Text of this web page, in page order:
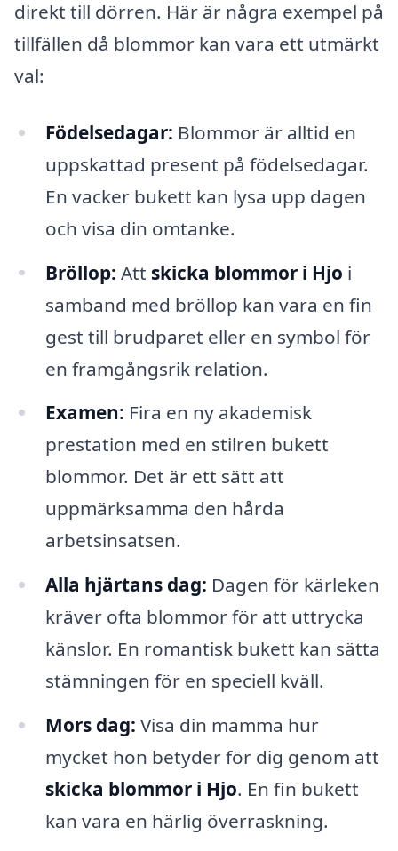
direkt till dörren. Här är några exempel på
tillfällen då blommor kan vara ett utmärkt
val:
Födelsedagar: Blommor är alltid en
uppskattad present på födelsedagar.
En vacker bukett kan lysa upp dagen
och visa din omtanke.
Bröllop: Att skicka blommor i Hjo i
samband med bröllop kan vara en fin
gest till brudparet eller en symbol för
en framgångsrik relation.
Examen: Fira en ny akademisk
prestation med en stilren bukett
blommor. Det är ett sätt att
uppmärksamma den hårda
arbetsinsatsen.
Alla hjärtans dag: Dagen för kärleken
kräver ofta blommor för att uttrycka
känslor. En romantisk bukett kan sätta
stämningen för en speciell kväll.
Mors dag: Visa din mamma hur
mycket hon betyder för dig genom att
skicka blommor i Hjo. En fin bukett
kan vara en härlig överraskning.